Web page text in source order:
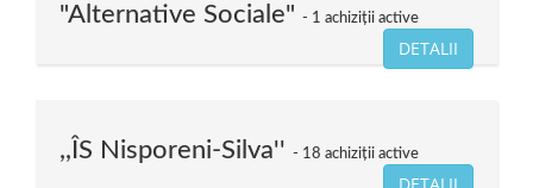
"Alternative Sociale" 1 achiziții active
DETALII
,,ÎS Nisporeni-Silva'' 18 achiziții active